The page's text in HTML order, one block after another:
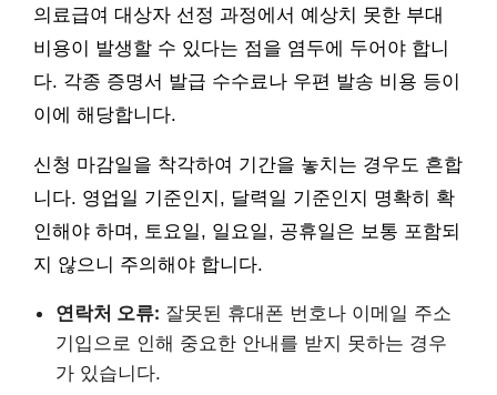
의료급여 대상자 선정 과정에서 예상치 못한 부대
비용이 발생할 수 있다는 점을 염두에 두어야 합니
다. 각종 증명서 발급 수수료나 우편 발송 비용 등이
이에 해당합니다.
신청 마감일을 착각하여 기간을 놓치는 경우도 흔합
니다. 영업일 기준인지, 달력일 기준인지 명확히 확
인해야 하며, 토요일, 일요일, 공휴일은 보통 포함되
지 않으니 주의해야 합니다.
연락처 오류: 잘못된 휴대폰 번호나 이메일 주소
기입으로 인해 중요한 안내를 받지 못하는 경우
가 있습니다.